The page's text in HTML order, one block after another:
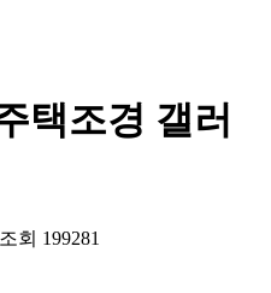
택조경 갤러
조회 199281